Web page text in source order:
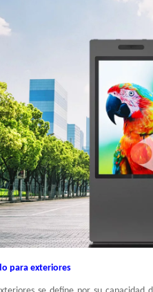
para exteriores